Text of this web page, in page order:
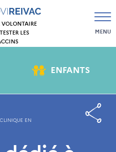
MENU
VOLONTAIRE
LES
ENFANTS
EN